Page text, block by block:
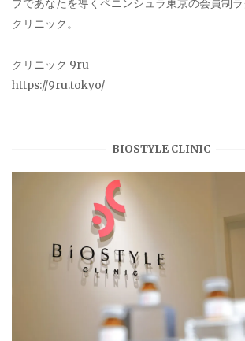
プであなたを導くペニンシュラ東京の会員制
クリニック。
クリニック 9ru
https://9ru.tokyo/
BIOSTYLE CLINIC